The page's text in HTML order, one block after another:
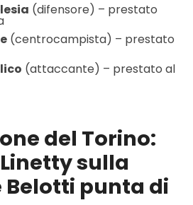
(difensore) – prestato
(centrocampista) – prestato
(attaccante) – prestato al
del Torino:
sulla
punta di